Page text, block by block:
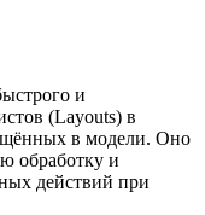
и
(Layouts) в
в модели. Оно
обработку и
действий при